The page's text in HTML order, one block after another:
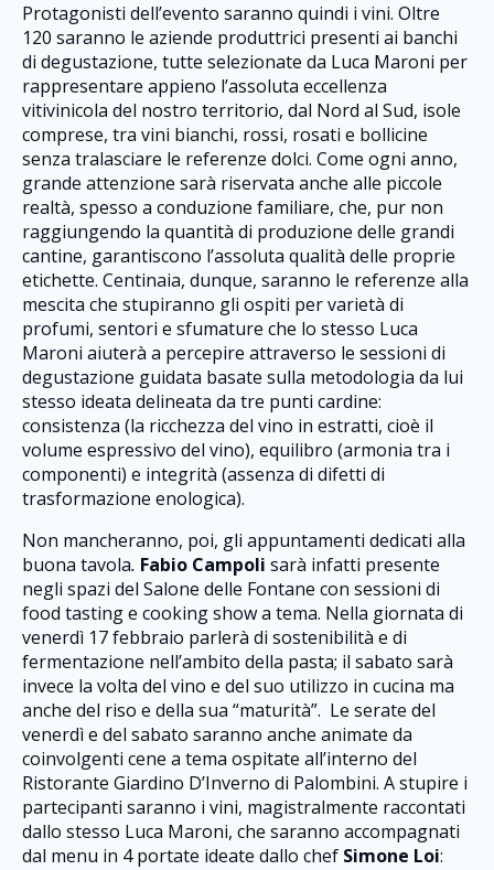
Protagonisti dell’evento saranno quindi i vini. Oltre
120 saranno le aziende produttrici presenti ai banchi
di degustazione, tutte selezionate da Luca Maroni per
rappresentare appieno l’assoluta eccellenza
vitivinicola del nostro territorio, dal Nord al Sud, isole
comprese, tra vini bianchi, rossi, rosati e bollicine
senza tralasciare le referenze dolci. Come ogni anno,
grande attenzione sarà riservata anche alle piccole
realtà, spesso a conduzione familiare, che, pur non
raggiungendo la quantità di produzione delle grandi
cantine, garantiscono l’assoluta qualità delle proprie
etichette. Centinaia, dunque, saranno le referenze alla
mescita che stupiranno gli ospiti per varietà di
profumi, sentori e sfumature che lo stesso Luca
Maroni aiuterà a percepire attraverso le sessioni di
degustazione guidata basate sulla metodologia da lui
stesso ideata delineata da tre punti cardine:
consistenza (la ricchezza del vino in estratti, cioè il
volume espressivo del vino), equilibro (armonia tra i
componenti) e integrità (assenza di difetti di
trasformazione enologica).
Non mancheranno, poi, gli appuntamenti dedicati alla
buona tavola. Fabio Campoli sarà infatti presente
negli spazi del Salone delle Fontane con sessioni di
food tasting e cooking show a tema. Nella giornata di
venerdì 17 febbraio parlerà di sostenibilità e di
fermentazione nell’ambito della pasta; il sabato sarà
invece la volta del vino e del suo utilizzo in cucina ma
anche del riso e della sua “maturità”. Le serate del
venerdì e del sabato saranno anche animate da
coinvolgenti cene a tema ospitate all’interno del
Ristorante Giardino D’Inverno di Palombini. A stupire i
partecipanti saranno i vini, magistralmente raccontati
dallo stesso Luca Maroni, che saranno accompagnati
dal menu in 4 portate ideate dallo chef Simone Loi: